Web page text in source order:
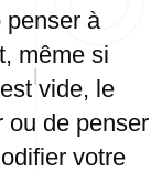
penser à
même si
vide, le
ou de penser
votre